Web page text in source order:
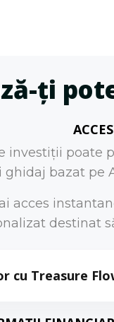
ți
investiții poate
ghidaj bazat pe
acces
destinat
cu Treasure